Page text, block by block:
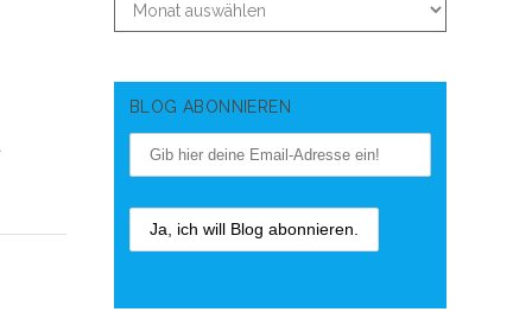
BLOG ABONNIEREN